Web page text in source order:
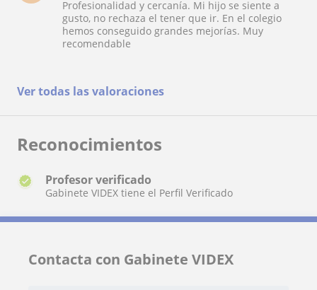
Profesionalidad y cercanía. Mi hijo se siente a
gusto, no rechaza el tener que ir. En el colegio
hemos conseguido grandes mejorías. Muy
recomendable
Ver todas las valoraciones
Reconocimientos
Profesor verificado
Gabinete VIDEX tiene el Perfil Verificado
Contacta con Gabinete VIDEX